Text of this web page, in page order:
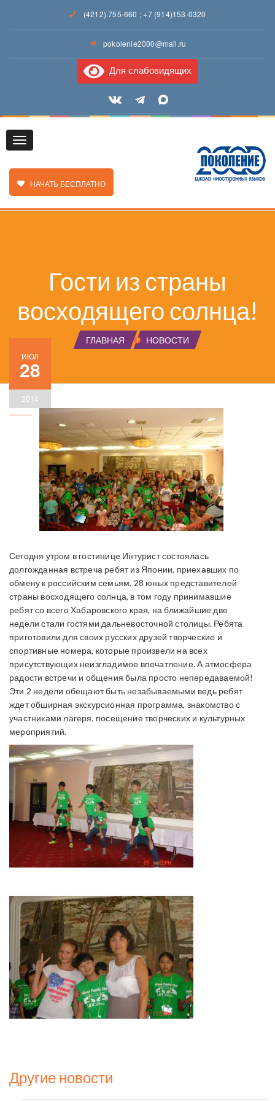
(4212) 755-660 ;+7 (914)153-0320
pokolenie2000@mail.ru
Для слабовидящих
Toggle
ЗАКАЗАТЬ ЗВОНОК
НАЧАТЬ БЕСПЛАТНО
Гости из страны
восходящего солнца!
ГЛАВНАЯ НОВОСТИ
ИЮЛ
28
2014
Сегодня утром в гостинице Интурист состоялась
долгожданная встреча ребят из Японии, приехавших по
обмену к российским семьям. 28 юных представителей
страны восходящего солнца, в том году принимавшие
ребят со всего Хабаровского края, на ближайшие две
недели стали гостями дальневосточной столицы. Ребята
приготовили для своих русских друзей творческие и
спортивные номера, которые произвели на всех
присутствующих неизгладимое впечатление. А атмосфера
радости встречи и общения была просто непередаваемой!
Эти 2 недели обещают быть незабываемыми ведь ребят
ждет обширная экскурсионная программа, знакомство с
участниками лагеря, посещение творческих и культурных
мероприятий.
Другие новости